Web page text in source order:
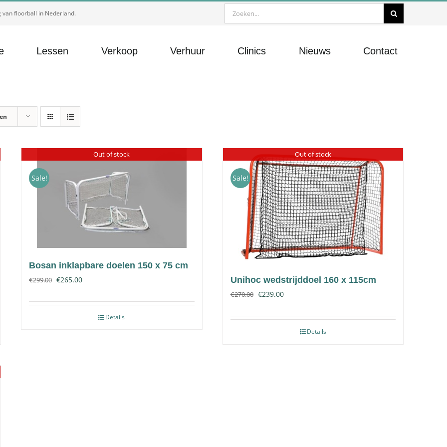
floorball in Nederland.
Zoeken
naar:
Lessen Verkoop Verhuur Clinics Nieuws Contact
Out of stock
Sale!
Bosan inklapbare doelen 150 x 75 cm
€299.00 €265.00
Details
Out of stock
Sale!
Unihoc wedstrijddoel 160 x 115cm
€270.00 €239.00
Details